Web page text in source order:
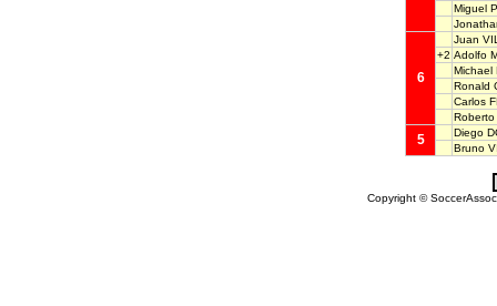
Miguel
6
Juan
+2 Adolfo
Michael
Ronald
Carlos
Roberto
5
Diego
Bruno
Copyright ©